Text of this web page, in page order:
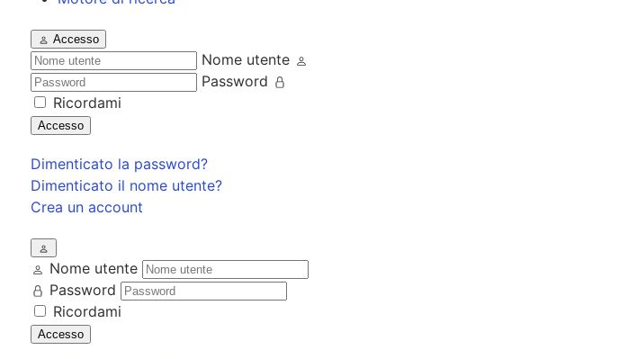
Accesso
Nome utente
Password
Ricordami
Accesso
Dimenticato la password?
Dimenticato il nome utente?
Crea un account
Nome utente
Password
Ricordami
Accesso